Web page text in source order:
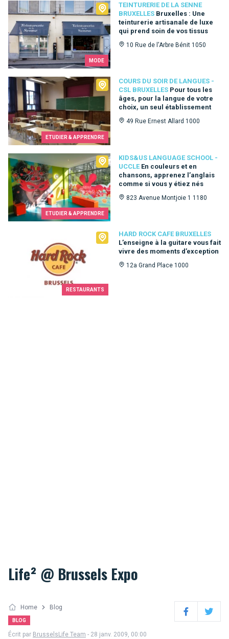
MODE
TEINTURERIE DE LA SENNE
BRUXELLES Bruxelles : Une
teinturerie artisanale de luxe
qui prend soin de vos tissus
10 Rue de l'Arbre Bénit 1050
Teinturerie de la Senne Bruxelles
ETUDIER & APPRENDRE
COURS DU SOIR DE LANGUES -
CSL BRUXELLES Pour tous les
âges, pour la langue de votre
choix, un seul établissement
49 Rue Ernest Allard 1000
Cours du Soir de Langues - CSL Bruxelles
ETUDIER & APPRENDRE
KIDS&US LANGUAGE SCHOOL -
UCCLE En couleurs et en
chansons, apprenez l’anglais
comme si vous y étiez nés
823 Avenue Montjoie 1 1180
Kids&Us language school - Uccle
RESTAURANTS
HARD ROCK CAFE BRUXELLES
L’enseigne à la guitare vous fait
vivre des moments d’exception
12a Grand Place 1000
Hard Rock Cafe Bruxelles
Life² @ Brussels Expo
Home Blog
BLOG FacebookTwitter
Écrit par BrusselsLife Team - 28 janv. 2009, 00:00